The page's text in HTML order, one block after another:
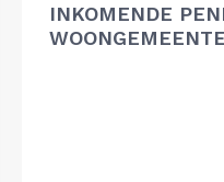
INKOMENDE
WOONGEMEENTE